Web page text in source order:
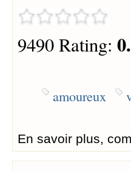
9490 Rating:
amoureux
En savoir plus,